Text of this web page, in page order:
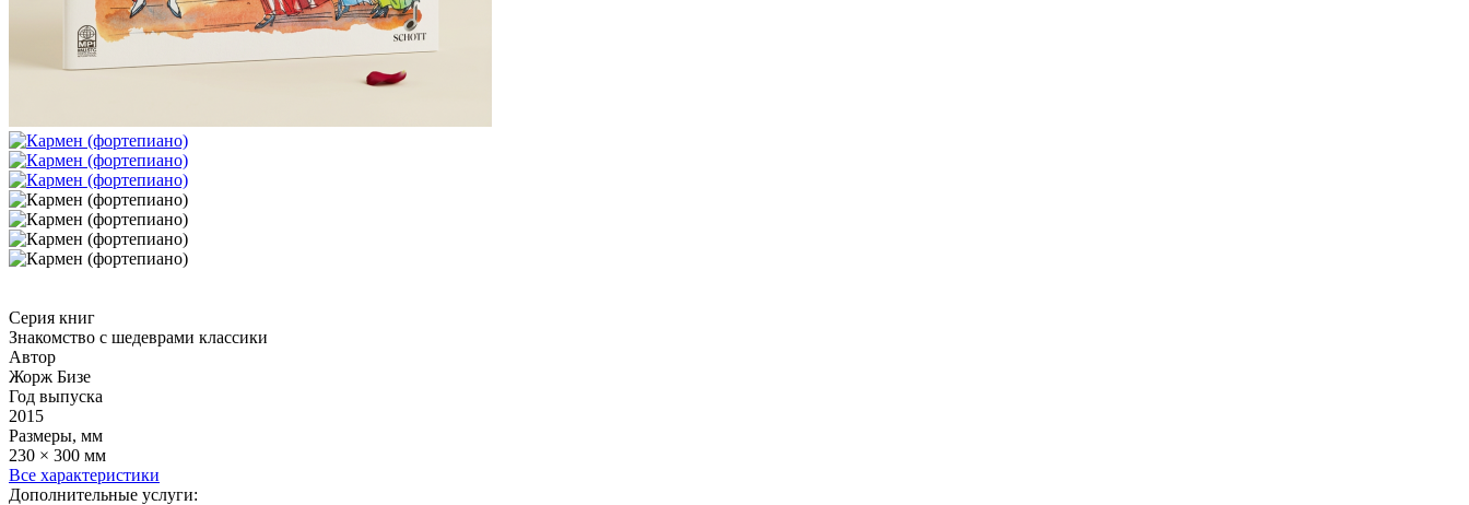
Серия книг
Знакомство с шедеврами классики
Автор
Жорж Бизе
Год выпуска
2015
Размеры, мм
230 × 300 мм
Все характеристики
Дополнительные услуги: